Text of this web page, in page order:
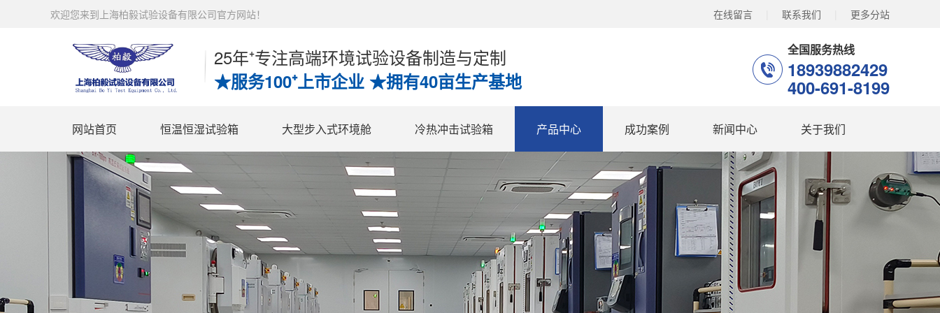
在线留言 联系我们 更多分站
欢迎您来到上海柏毅试验设备有限公司官方网站！
25年⁺专注高端环境试验设备制造与定制
★服务100⁺上市企业 ★拥有40亩生产基地
全国服务热线
18939882429
400-691-8199
网站首页 恒温恒湿试验箱 大型步入式环境舱 冷热冲击试验箱 产品中心 成功案例 新闻中心 关于我们